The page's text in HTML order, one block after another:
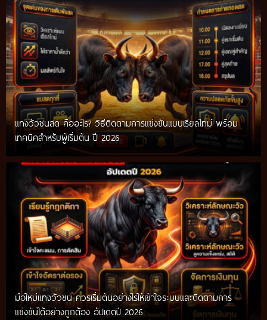
แทงวัวชนสด คืออะไร? วิธีติดตามการแข่งขันแบบเรียลไทม์ พร้อม
เทคนิคสำหรับผู้เริ่มต้น ปี 2026
มือใหม่แทงวัวชน ควรเริ่มต้นอย่างไรให้เข้าใจระบบและติดตามการ
แข่งขันได้อย่างถูกต้อง อัปเดตปี 2026